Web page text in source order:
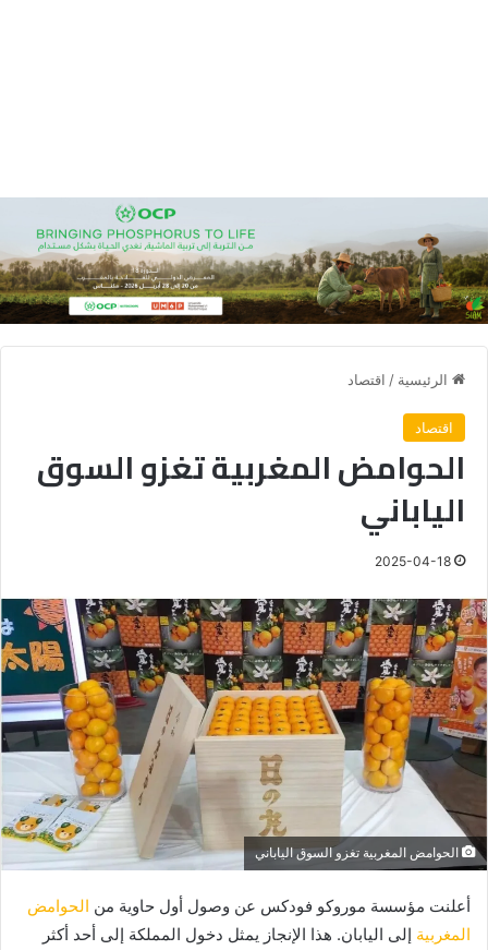
الرئيسية / اقتصاد
اقتصاد
الحوامض المغربية تغزو السوق
الياباني
2025-04-18
الحوامض المغربية تغزو السوق الياباني
أعلنت مؤسسة موروكو فودكس عن وصول أول حاوية من الحوامض
المغربية إلى اليابان. هذا الإنجاز يمثل دخول المملكة إلى أحد أكثر